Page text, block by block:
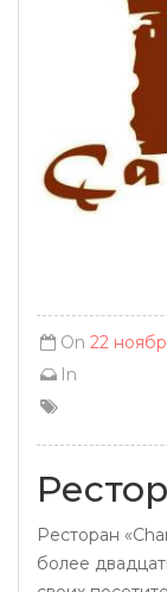
On 22
In
Ресторан
более